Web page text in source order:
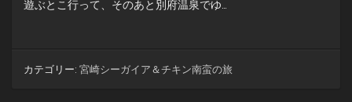
遊ぶとこ行って、そのあと別府温泉でゆ…
カテゴリー: 宮崎シーガイア＆チキン南蛮の旅